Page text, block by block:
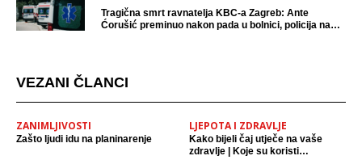
Tragična smrt ravnatelja KBC-a Zagreb: Ante
Ćorušić preminuo nakon pada u bolnici, policija na
VEZANI ČLANCI
ZANIMLJIVOSTI
Zašto ljudi idu na planinarenje
LJEPOTA I ZDRAVLJE
Kako bijeli čaj utječe na vaše
zdravlje | Koje su koristi